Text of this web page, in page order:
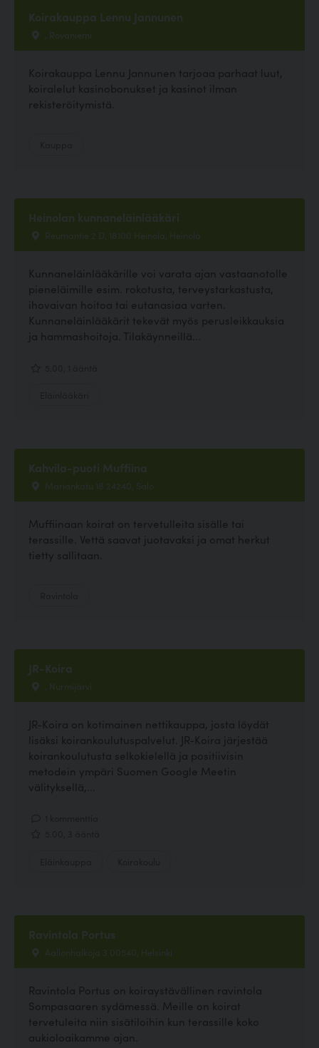
Koirakauppa Lennu Jannunen
, Rovaniemi
Koirakauppa Lennu Jannunen tarjoaa parhaat luut,
koiralelut kasinobonukset ja kasinot ilman
rekisteröitymistä.
Heinolan kunnaneläinlääkäri
Reumantie 2 D, 18100 Heinola, Heinola
Kunnaneläinlääkärille voi varata ajan vastaanotolle
pieneläimille esim. rokotusta, terveystarkastusta,
ihovaivan hoitoa tai eutanasiaa varten.
Kunnaneläinlääkärit tekevät myös perusleikkauksia
ja hammashoitoja. Tilakäynneillä...
Kahvila-puoti Muffiina
Mariankatu 18 24240, Salo
Muffiinaan koirat on tervetulleita sisälle tai
terassille. Vettä saavat juotavaksi ja omat herkut
tietty sallitaan.
JR-Koira
, Nurmijärvi
JR-Koira on kotimainen nettikauppa, josta löydät
lisäksi koirankoulutuspalvelut. JR-Koira järjestää
koirankoulutusta selkokielellä ja positiivisin
metodein ympäri Suomen Google Meetin
välityksellä,...
Ravintola Portus
Aallonhalkoja 3 00540, Helsinki
Ravintola Portus on koiraystävällinen ravintola
Sompasaaren sydämessä. Meille on koirat
tervetuleita niin sisätiloihin kun terassille koko
aukioloaikamme ajan.